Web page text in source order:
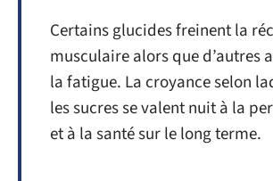
Certains glucides freinent la
musculaire alors que d’autres
la fatigue. La croyance selon
les sucres se valent nuit à la
et à la santé sur le long terme.